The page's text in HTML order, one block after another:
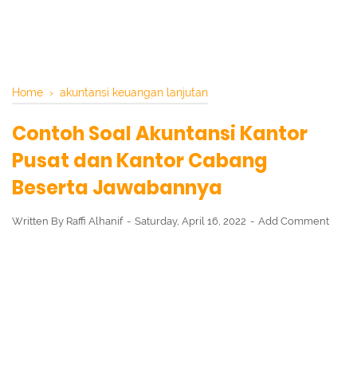
Home › akuntansi keuangan lanjutan
Contoh Soal Akuntansi Kantor
Pusat dan Kantor Cabang
Beserta Jawabannya
Written By Raffi Alhanif Saturday, April 16, 2022 Add Comment